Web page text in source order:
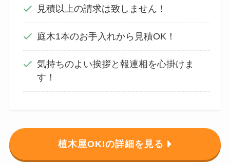
見積以上の請求は致しません！
庭木1本のお手入れから見積OK！
気持ちのよい挨拶と報連相を心掛けま
す！
植木屋OKIの詳細を見る